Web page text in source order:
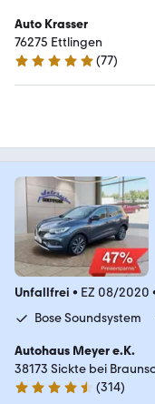
Auto Krasser
76275 Ettlingen
4.8 Sterne
(77)
Unfallfrei • EZ 08/2020
Bose Soundsystem
Autohaus Meyer e.K.
38173 Sickte bei
4.7 Sterne
(314)